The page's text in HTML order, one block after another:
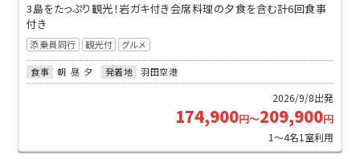
3島をたっぷり観光！岩ガキ付き会席料理の夕食を含む計6回食事
付き
添乗員同行 観光付 グルメ
食事 朝 昼 夕 発着地 羽田空港
2026/9/8出発
174,900円～209,900円
1～4名1室利用